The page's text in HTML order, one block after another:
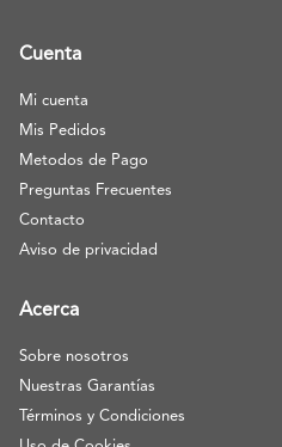
Cuenta
Mi cuenta
Mis Pedidos
Metodos de Pago
Preguntas Frecuentes
Contacto
Aviso de privacidad
Acerca
Sobre nosotros
Nuestras Garantías
Términos y Condiciones